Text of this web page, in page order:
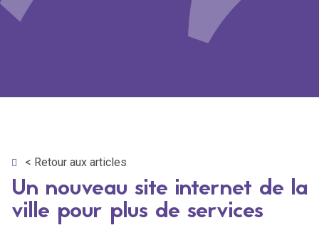
< Retour aux articles
Un nouveau site internet de la
ville pour plus de services